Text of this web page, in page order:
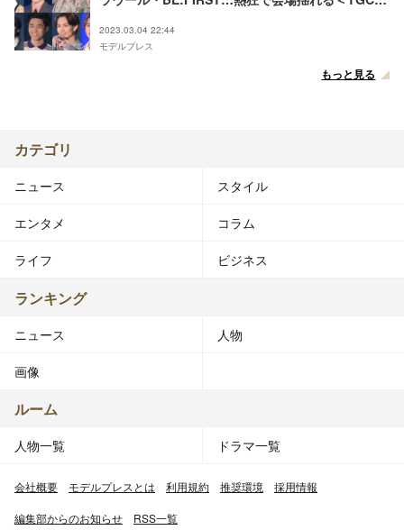
2023.03.04 22:44
モデルプレス
もっと見る
カテゴリ
ニュース スタイル
エンタメ コラム
ライフ ビジネス
ランキング
ニュース 人物
画像
ルーム
人物一覧 ドラマ一覧
会社概要 モデルプレスとは 利用規約 推奨環境 採用情報
編集部からのお知らせ RSS一覧